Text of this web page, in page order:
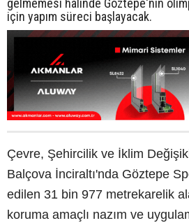
gelmemesi halinde Göztepe'nin
için yapım süreci başlayacak.
Çevre, Şehircilik ve İklim
Balçova İnciraltı'nda Göztepe
edilen 31 bin 977 metrekarelik
koruma amaçlı nazım ve